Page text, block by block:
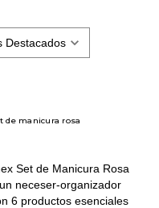
de manicura rosa
Set de Manicura Rosa
neceser-organizador
6 productos esenciales